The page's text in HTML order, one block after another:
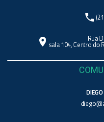
phone
location_on Rua
sala 104, Centro do